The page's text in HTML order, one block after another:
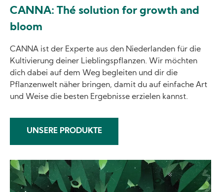
CANNA: Thé solution for growth and
bloom
CANNA ist der Experte aus den Niederlanden für die
Kultivierung deiner Lieblingspflanzen. Wir möchten
dich dabei auf dem Weg begleiten und dir die
Pflanzenwelt näher bringen, damit du auf einfache Art
und Weise die besten Ergebnisse erzielen kannst.
UNSERE PRODUKTE